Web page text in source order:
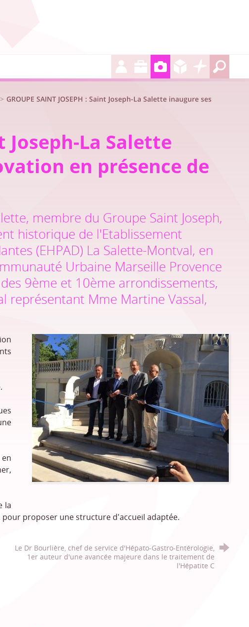
GROUPE SAINT JOSEPH : Saint Joseph-La Salette inaugure ses
Joseph-La Salette
en présence de
membre du Groupe Saint Joseph,
historique de l'Etablissement
(EHPAD) La Salette-Montval, en
Urbaine Marseille Provence
9ème et 10ème arrondissements,
représentant Mme Martine Vassal,
la
pour proposer une structure d'accueil adaptée.
Le Dr Bourlière, chef de service d'Hépato-Gastro-Entérologie,
1er auteur d'une avancée majeure dans le traitement de
l'Hépatite C